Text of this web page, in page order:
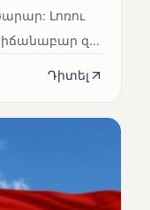
Լոռու
զ...
Դիտել